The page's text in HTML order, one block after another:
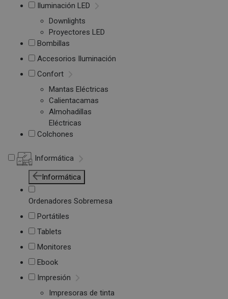
Iluminación LED
Downlights
Proyectores LED
Bombillas
Accesorios Iluminación
Confort
Mantas Eléctricas
Calientacamas
Almohadillas
Eléctricas
Colchones
Informática
Informática
Ordenadores Sobremesa
Portátiles
Tablets
Monitores
Ebook
Impresión
Impresoras de tinta